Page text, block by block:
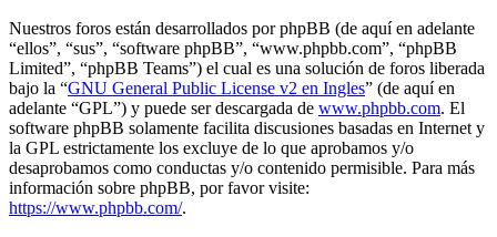
Nuestros foros están desarrollados por phpBB (de aquí en adelante
“ellos”, “sus”, “software phpBB”, “www.phpbb.com”, “phpBB
Limited”, “phpBB Teams”) el cual es una solución de foros liberada
bajo la “GNU General Public License v2 en Ingles” (de aquí en
adelante “GPL”) y puede ser descargada de www.phpbb.com. El
software phpBB solamente facilita discusiones basadas en Internet y
la GPL estrictamente los excluye de lo que aprobamos y/o
desaprobamos como conductas y/o contenido permisible. Para más
información sobre phpBB, por favor visite:
https://www.phpbb.com/.